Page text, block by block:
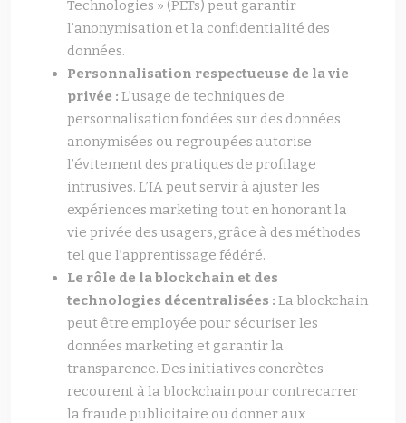
Technologies » (PETs) peut garantir
l’anonymisation et la confidentialité des
données.
Personnalisation respectueuse de la vie
privée : L’usage de techniques de
personnalisation fondées sur des données
anonymisées ou regroupées autorise
l’évitement des pratiques de profilage
intrusives. L’IA peut servir à ajuster les
expériences marketing tout en honorant la
vie privée des usagers, grâce à des méthodes
tel que l’apprentissage fédéré.
Le rôle de la blockchain et des
technologies décentralisées : La blockchain
peut être employée pour sécuriser les
données marketing et garantir la
transparence. Des initiatives concrètes
recourent à la blockchain pour contrecarrer
la fraude publicitaire ou donner aux